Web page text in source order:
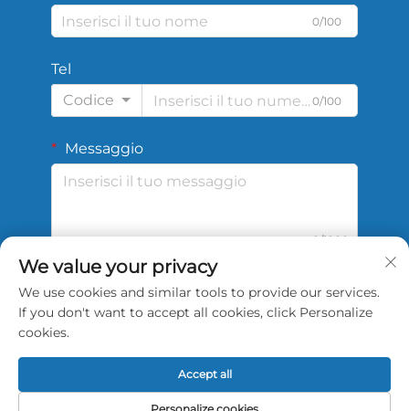
0/100
Tel
Codice
0/100
Messaggio
0/1000
Invia
Copyright © 2026 China Shengshi Sports Tech Tianjin
We value your privacy
We use cookies and similar tools to provide our services.
If you don't want to accept all cookies, click Personalize
cookies.
Accept all